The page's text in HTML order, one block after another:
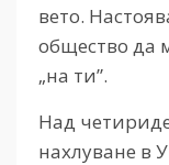
вето.
общество да
„на ти”.
Над
нахлуване в